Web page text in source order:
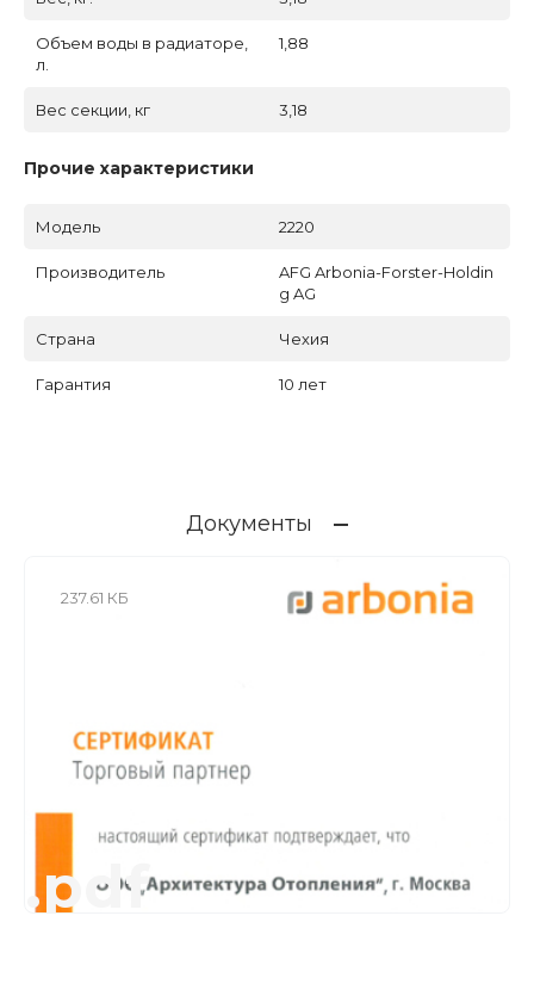
Объем воды в радиаторе,
л.
1,88
Вес секции, кг 3,18
Прочие характеристики
Модель 2220
Производитель
AFG Arbonia-Forster-Holdin
g AG
Страна Чехия
Гарантия 10 лет
Документы
237.61 КБ
.pdf